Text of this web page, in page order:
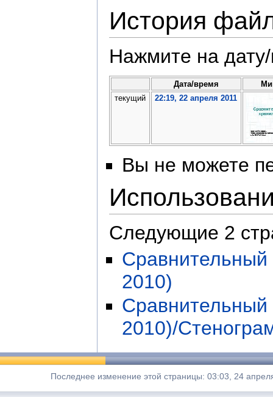
История
Нажмите на
Дата/время
текущий
22:19, 22 апреля 2011
Вы не можете
Следующие 2
2010)
2010)/
Последнее изменение этой страницы: 03:03, 24